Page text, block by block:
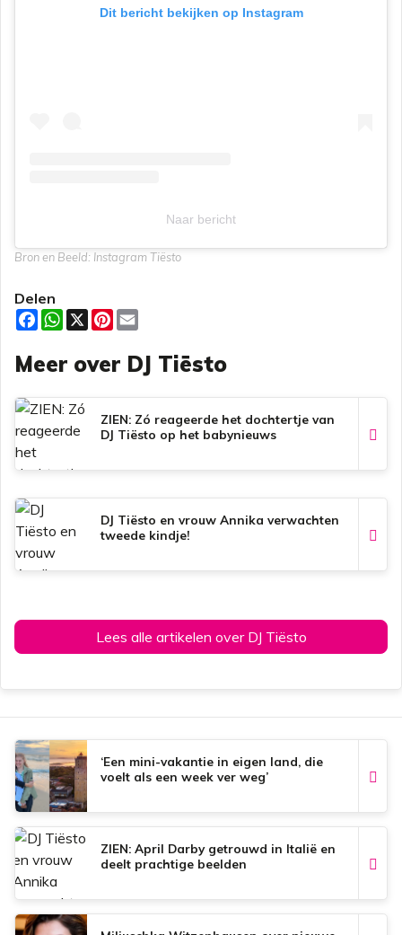
Dit bericht bekijken op Instagram
Naar bericht
Bron en Beeld: Instagram Tiësto
Delen
F
a
e
b
o
k
W
h
t
s
p
p
X
P
t
e
e
s
i
l
Meer over DJ Tiësto
ZIEN: Zó reageerde het dochtertje van
DJ Tiësto op het babynieuws
DJ Tiësto en vrouw Annika verwachten
tweede kindje!
Lees alle artikelen over DJ Tiësto
‘Een mini-vakantie in eigen land, die
voelt als een week ver weg’
ZIEN: April Darby getrouwd in Italië en
deelt prachtige beelden